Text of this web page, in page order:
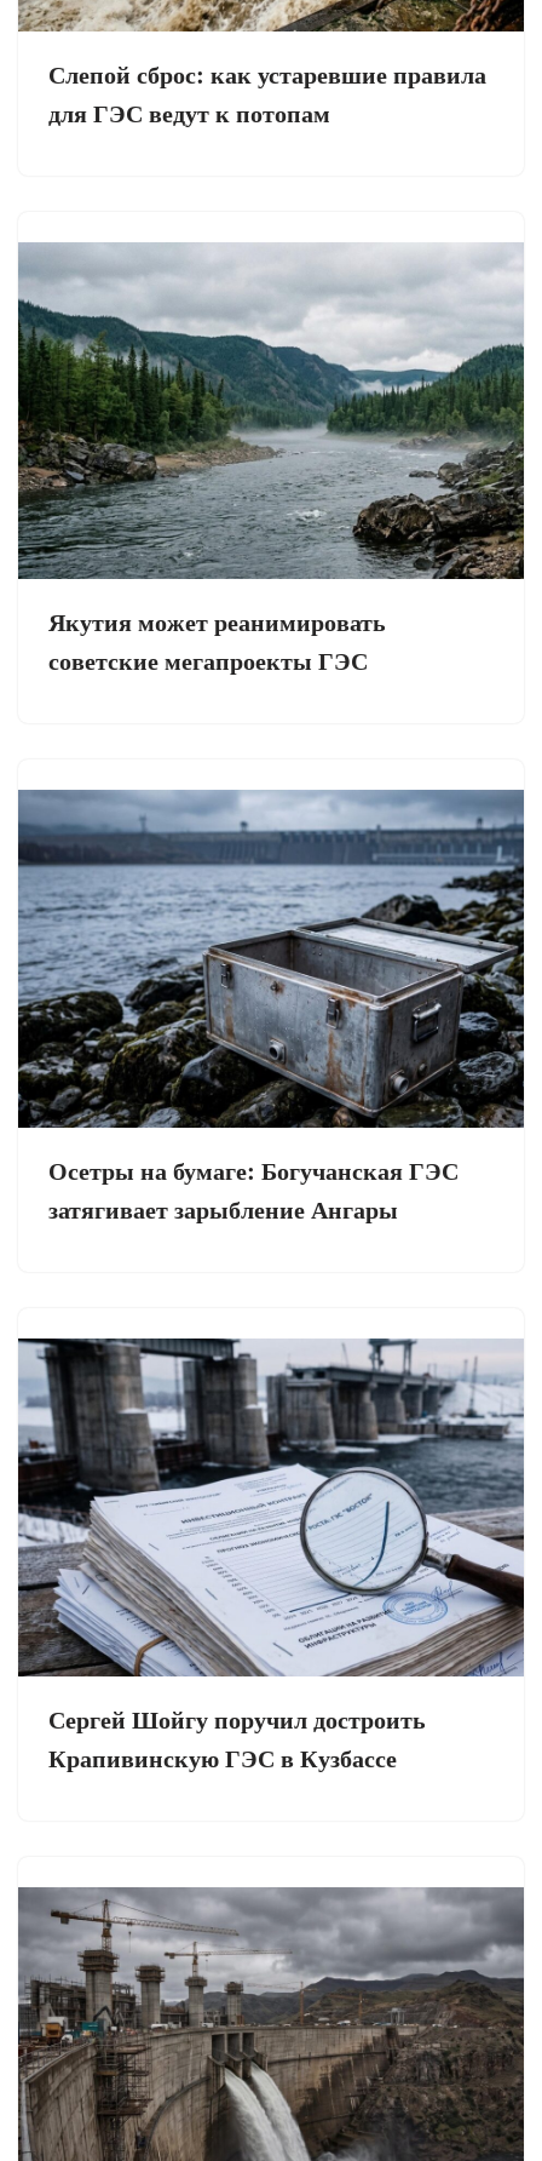
Слепой сброс: как устаревшие правила
для ГЭС ведут к потопам
Якутия может реанимировать
советские мегапроекты ГЭС
Осетры на бумаге: Богучанская ГЭС
затягивает зарыбление Ангары
Сергей Шойгу поручил достроить
Крапивинскую ГЭС в Кузбассе